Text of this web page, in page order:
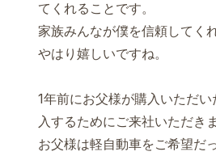
てくれることです。
家族みんなが僕を信頼してく
やはり嬉しいですね。
1年前にお父様が購入いただ
入するためにご来社いただき
お父様は軽自動車をご希望だ